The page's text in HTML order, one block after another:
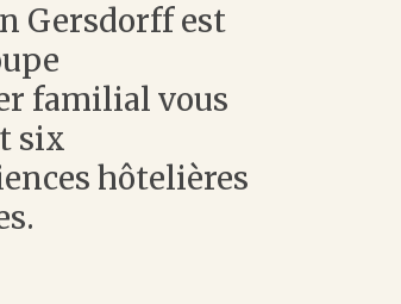
Gersdorff est
familial vous
six
hôtelières